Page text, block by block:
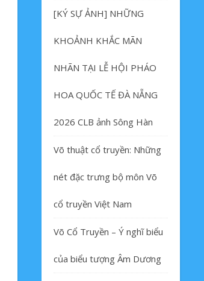
[KÝ SỰ ẢNH] NHỮNG
KHOẢNH KHẮC MÃN
NHÃN TẠI LỄ HỘI PHÁO
HOA QUỐC TẾ ĐÀ NẴNG
2026 CLB ảnh Sông Hàn
Võ thuật cổ truyền: Những
nét đặc trưng bộ môn Võ
cổ truyền Việt Nam
Võ Cổ Truyền – Ý nghĩ biểu
của biểu tượng Âm Dương